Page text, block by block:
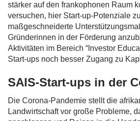
stärker auf den frankophonen Raum
versuchen, hier Start-up-Potenziale
maßgeschneiderte
Gründerinnen in der Förderung
Aktivitäten im Bereich “Investor
Start-ups noch besser Zugang zu
SAIS-Start-ups in der
Die Corona-Pandemie stellt die
Landwirtschaft vor große Probleme,